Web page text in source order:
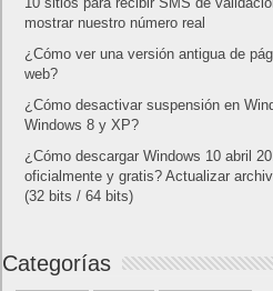
mostrar nuestro número real
¿Cómo ver una versión antigua de
web?
¿Cómo desactivar suspensión en
Windows 8 y XP?
¿Cómo descargar Windows 10 abril
oficialmente y gratis? Actualizar
(32 bits / 64 bits)
Categorías